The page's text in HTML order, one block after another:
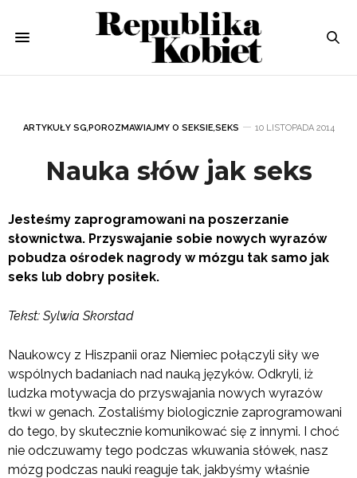
ARTYKUŁY SG,POROZMAWIAJMY O SEKSIE,SEKS 10 LISTOPADA 2014
Nauka słów jak seks
Jesteśmy zaprogramowani na poszerzanie
słownictwa. Przyswajanie sobie nowych wyrazów
pobudza ośrodek nagrody w mózgu tak samo jak
seks lub dobry posiłek.
Tekst: Sylwia Skorstad
Naukowcy z Hiszpanii oraz Niemiec połączyli siły we
wspólnych badaniach nad nauką języków. Odkryli, iż
ludzka motywacja do przyswajania nowych wyrazów
tkwi w genach. Zostaliśmy biologicznie zaprogramowani
do tego, by skutecznie komunikować się z innymi. I choć
nie odczuwamy tego podczas wkuwania słówek, nasz
mózg podczas nauki reaguje tak, jakbyśmy właśnie